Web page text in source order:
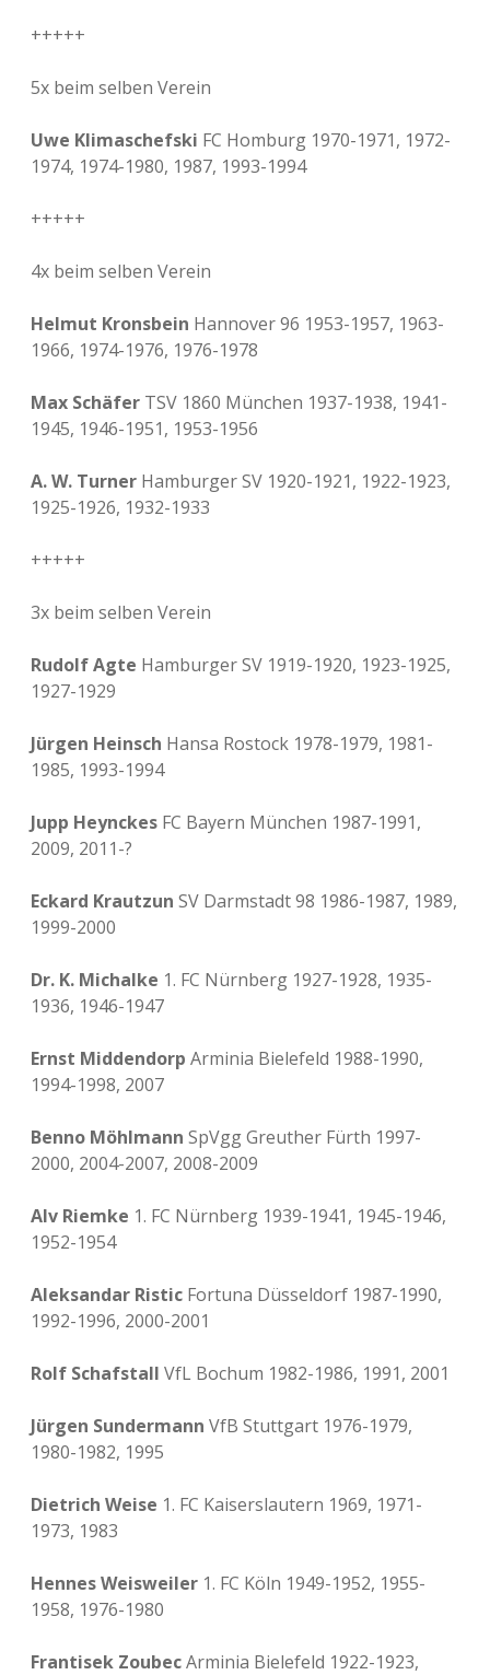
+++++
5x beim selben Verein
Uwe Klimaschefski FC Homburg 1970-1971, 1972-
1974, 1974-1980, 1987, 1993-1994
+++++
4x beim selben Verein
Helmut Kronsbein Hannover 96 1953-1957, 1963-
1966, 1974-1976, 1976-1978
Max Schäfer TSV 1860 München 1937-1938, 1941-
1945, 1946-1951, 1953-1956
A. W. Turner Hamburger SV 1920-1921, 1922-1923,
1925-1926, 1932-1933
+++++
3x beim selben Verein
Rudolf Agte Hamburger SV 1919-1920, 1923-1925,
1927-1929
Jürgen Heinsch Hansa Rostock 1978-1979, 1981-
1985, 1993-1994
Jupp Heynckes FC Bayern München 1987-1991,
2009, 2011-?
Eckard Krautzun SV Darmstadt 98 1986-1987, 1989,
1999-2000
Dr. K. Michalke 1. FC Nürnberg 1927-1928, 1935-
1936, 1946-1947
Ernst Middendorp Arminia Bielefeld 1988-1990,
1994-1998, 2007
Benno Möhlmann SpVgg Greuther Fürth 1997-
2000, 2004-2007, 2008-2009
Alv Riemke 1. FC Nürnberg 1939-1941, 1945-1946,
1952-1954
Aleksandar Ristic Fortuna Düsseldorf 1987-1990,
1992-1996, 2000-2001
Rolf Schafstall VfL Bochum 1982-1986, 1991, 2001
Jürgen Sundermann VfB Stuttgart 1976-1979,
1980-1982, 1995
Dietrich Weise 1. FC Kaiserslautern 1969, 1971-
1973, 1983
Hennes Weisweiler 1. FC Köln 1949-1952, 1955-
1958, 1976-1980
Frantisek ZoubecArminia Bielefeld 1922-1923,